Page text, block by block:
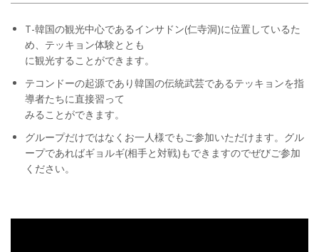
T-韓国の観光中心であるインサドン(仁寺洞)に位置しているた
め、テッキョン体験ととも
に観光することができます。
テコンドーの起源であり韓国の伝統武芸であるテッキョンを指
導者たちに直接習って
みることができます。
グループだけではなくお一人様でもご参加いただけます。グル
ープであればギョルギ(相手と対戦)もできますのでぜびご参加
ください。